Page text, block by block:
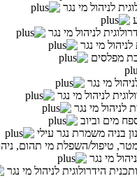
מים וביוב